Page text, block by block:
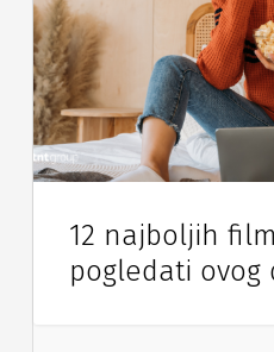
12 najboljih
pogledati ovog